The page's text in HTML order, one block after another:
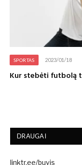
SPORTAS 2023/01/18
Kur stebėti futbolą
DRAUGAI
linktr.ee/buvis